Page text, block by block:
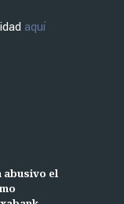
aquí
abusivo el